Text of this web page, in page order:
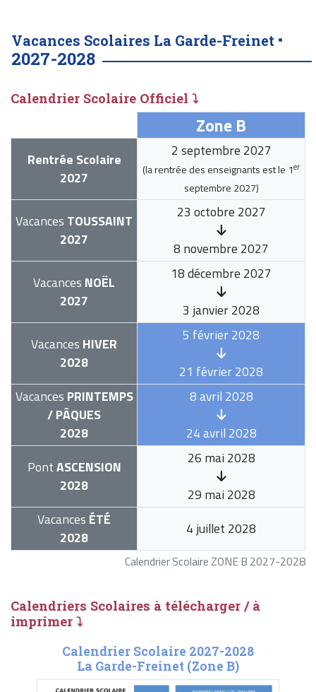
Vacances Scolaires La Garde-Freinet •
2027-2028
Calendrier Scolaire Officiel ⤵
Calendrier Scolaire ZONE B 2027-2028
Zone B
Rentrée Scolaire
2027
2 septembre 2027
(la rentrée des enseignants est le 1er
septembre 2027)
Vacances TOUSSAINT
2027
23 octobre 2027
8 novembre 2027
Vacances NOËL
2027
18 décembre 2027
3 janvier 2028
Vacances HIVER
2028
5 février 2028
21 février 2028
Vacances PRINTEMPS
/ PÂQUES
2028
8 avril 2028
24 avril 2028
PontASCENSION
2028
26 mai 2028
29 mai 2028
Vacances ÉTÉ
2028
4 juillet 2028
Calendriers Scolaires à télécharger / à
imprimer ⤵
Calendrier Scolaire 2027-2028
La Garde-Freinet (Zone B)